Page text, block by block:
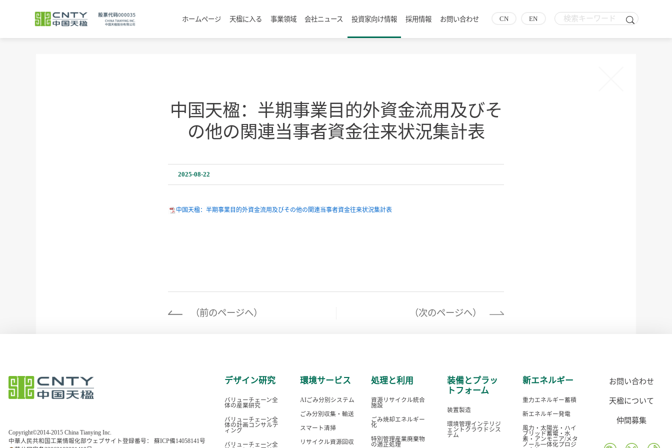
ホームページ 天楹に入る 事業領域 会社ニュース 投資家向け情報 採用情報 お問い合わせ CN EN
中国天楹：半期事業目的外資金流用及びそ
の他の関連当事者資金往来状況集計表
2025-08-22
中国天楹：半期事業目的外資金流用及びその他の関連当事者資金往来状況集計表
（前のページへ） （次のページへ）
Copyright©2014-2015 China Tianying Inc.
中華人民共和国工業情報化部ウェブサイト登録番号： 蘇ICP備14058141号
デザイン研究
バリューチェーン全
体の産業研究
バリューチェーン全
体の計画コンサルテ
ィング
バリューチェーン全
環境サービス
AIごみ分別システム
ごみ分別収集・輸送
スマート清掃
リサイクル資源回収
処理と利用
資源リサイクル統合
施設
ごみ焼却エネルギー
化
特別管理産業廃棄物
の適正処理
装備とプラッ
トフォーム
装置製造
環境管理インテリジ
ェントクラウドシス
テム
新エネルギー
重力エネルギー蓄積
新エネルギー発電
風力・太陽光・ハイ
ブリッド蓄電・水
素・アンモニア/メタ
ノール一体化プロジ
お問い合わせ
天楹について
仲間募集